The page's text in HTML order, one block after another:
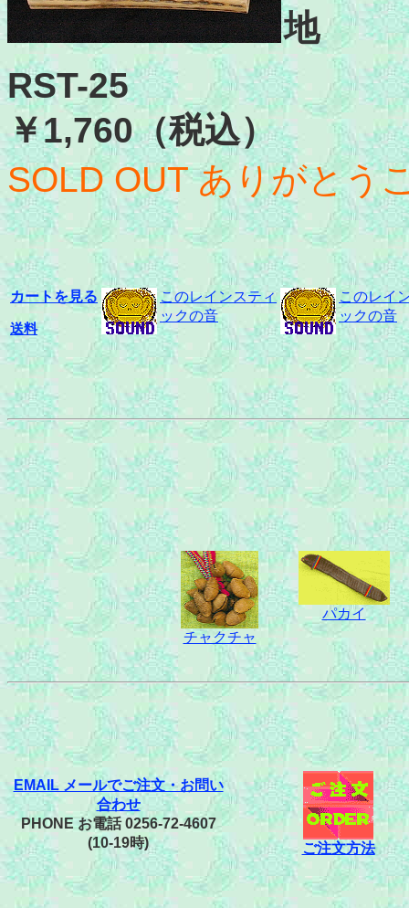
地
RST-25
￥1,760（税込）
SOLD OUT ありがとう
カートを見る
送料
このレインスティ
ックの音
このレイ
ックの音
チャクチャ
パカイ
EMAIL メールでご注文・お問い
合わせ
PHONE お電話 0256-72-4607
(10-19時)
ご注文方法